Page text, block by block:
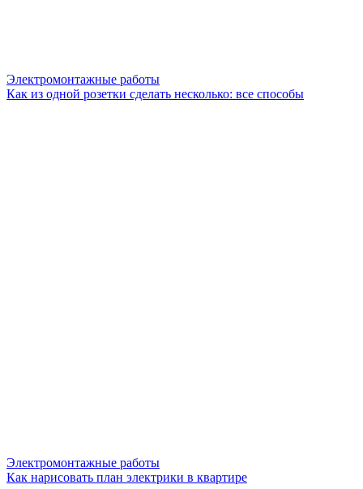
Электромонтажные работы
Как из одной розетки сделать несколько: все способы
Электромонтажные работы
Как нарисовать план электрики в квартире